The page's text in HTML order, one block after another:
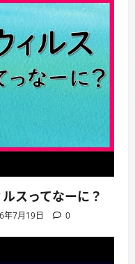
スってなーに？
年7月19日 0